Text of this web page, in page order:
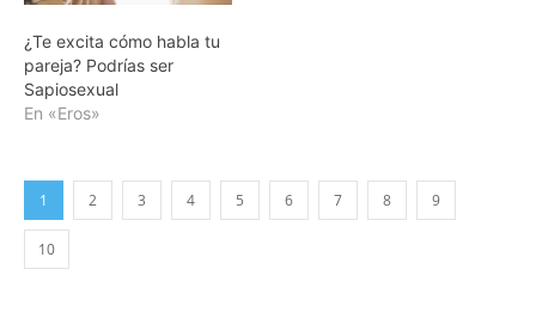
¿Te excita cómo habla tu
pareja? Podrías ser
Sapiosexual
En «Eros»
1 2 3 4 5 6 7 8 9
10